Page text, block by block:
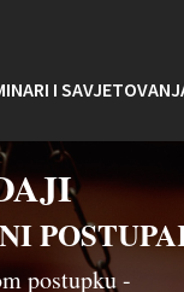
I
postupku -